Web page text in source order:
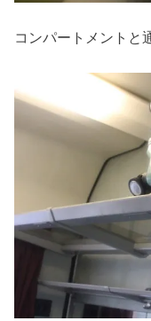
コンパートメントと